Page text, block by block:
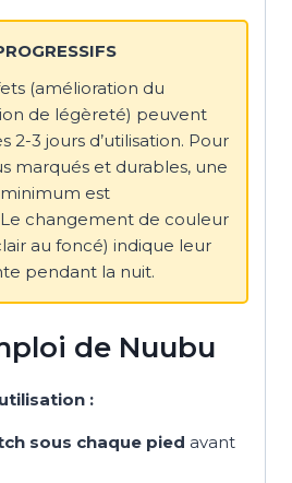
(amélioration du
de légèreté) peuvent
2-3 jours d’utilisation. Pour
marqués et durables, une
est
changement de couleur
au foncé) indique leur
pendant la nuit.
de Nuubu
:
sous chaque pied avant